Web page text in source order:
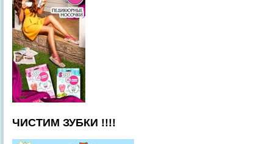
ЧИСТИМ ЗУБКИ !!!!